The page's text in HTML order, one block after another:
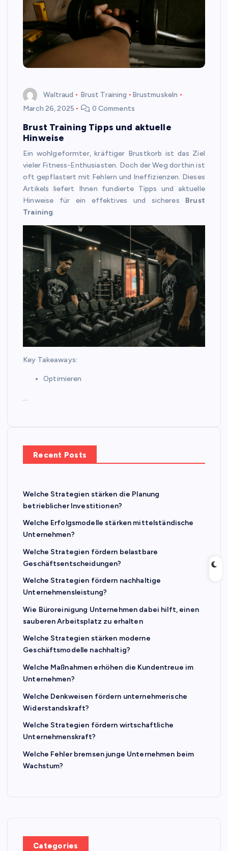
Waltraud Brust Training
Brustmuskeln
March 26, 2025
0 Comments
Brust Training Tipps und aktuelle
Hinweise
Ein wohlgeformter, kräftiger Brustkorb ist das Ziel
vieler Fitness-Enthusiasten. Doch der Weg dorthin ist
oft gepflastert mit Fehlern und Ineffizienzen. Dieses
Artikels liefert Ihnen fundierte Tipps und aktuelle
Hinweise für ein effektives und sicheres Brust
Training.
Key Takeaways:
Optimieren
…
Recent Posts
Welche Strategien stärken die Planung
betrieblicher Investitionen?
Welche Erfolgsmodelle stärken mittelständische
Unternehmen?
Welche Strategien fördern belastbare
Geschäftsentscheidungen?
Welche Strategien fördern nachhaltige
Unternehmensleistung?
Wie Büroreinigung Unternehmen dabei hilft, einen
sauberen Arbeitsplatz zu erhalten
Welche Strategien stärken moderne
Geschäftsmodelle nachhaltig?
Welche Maßnahmen erhöhen die Kundentreue im
Unternehmen?
Welche Denkweisen fördern unternehmerische
Widerstandskraft?
Welche Strategien fördern wirtschaftliche
Unternehmenskraft?
Welche Fehler bremsen junge Unternehmen beim
Wachstum?
Categories